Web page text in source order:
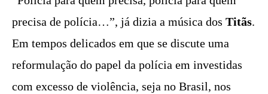
precisa de polícia…”, já dizia a música dos Titãs.
Em tempos delicados em que se discute uma
reformulação do papel da polícia em investidas
com excesso de violência, seja no Brasil, nos